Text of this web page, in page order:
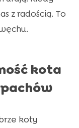
z radością. To
kota
koty